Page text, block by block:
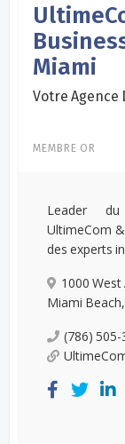
Miami
Votre Agence
MEMBRE OR
Leader du
UltimeCom
des experts
1000 West
Miami
(786)